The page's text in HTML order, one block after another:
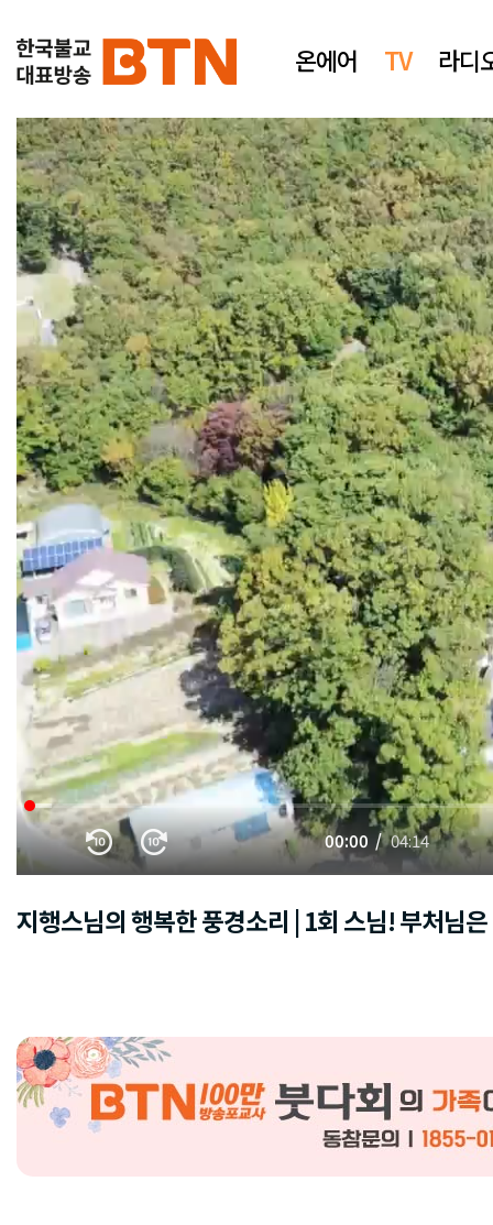
온에어 TV 라디
00:00 04:14
지행스님의 행복한 풍경소리 | 1회 스님! 부처님